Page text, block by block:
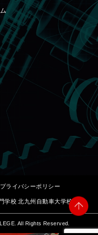
プライバシーポリシー
学校 北九州自動車大学校
All Rights Reserved.